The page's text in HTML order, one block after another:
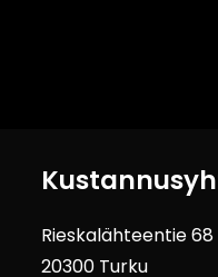
Rieskalähteentie 68
20300 Turku